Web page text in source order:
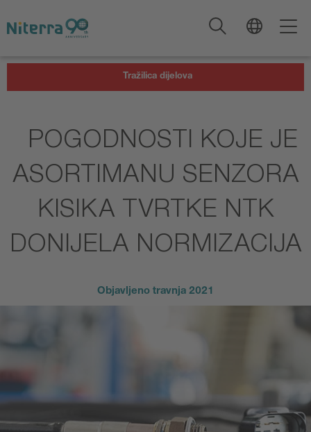
to
main
to
main
to
footer
Tražilica dijelova
POGODNOSTI KOJE JE
ASORTIMANU SENZORA
KISIKA TVRTKE NTK
DONIJELA NORMIZACIJA
Objavljeno travnja 2021